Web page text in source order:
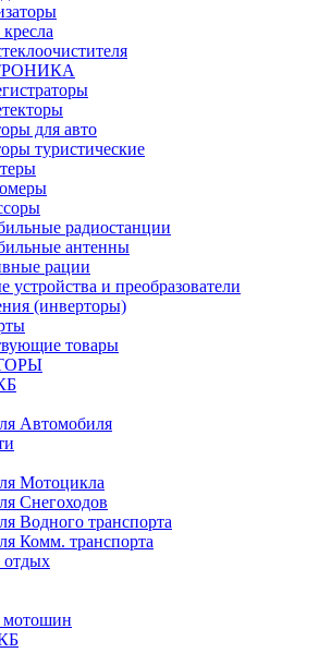
для авто
туристические
радиостанции
антенны
рации
устройства и преобразователи
(инверторы)
товары
Автомобиля
Мотоцикла
Снегоходов
Водного транспорта
Комм. транспорта
отдых
мотошин